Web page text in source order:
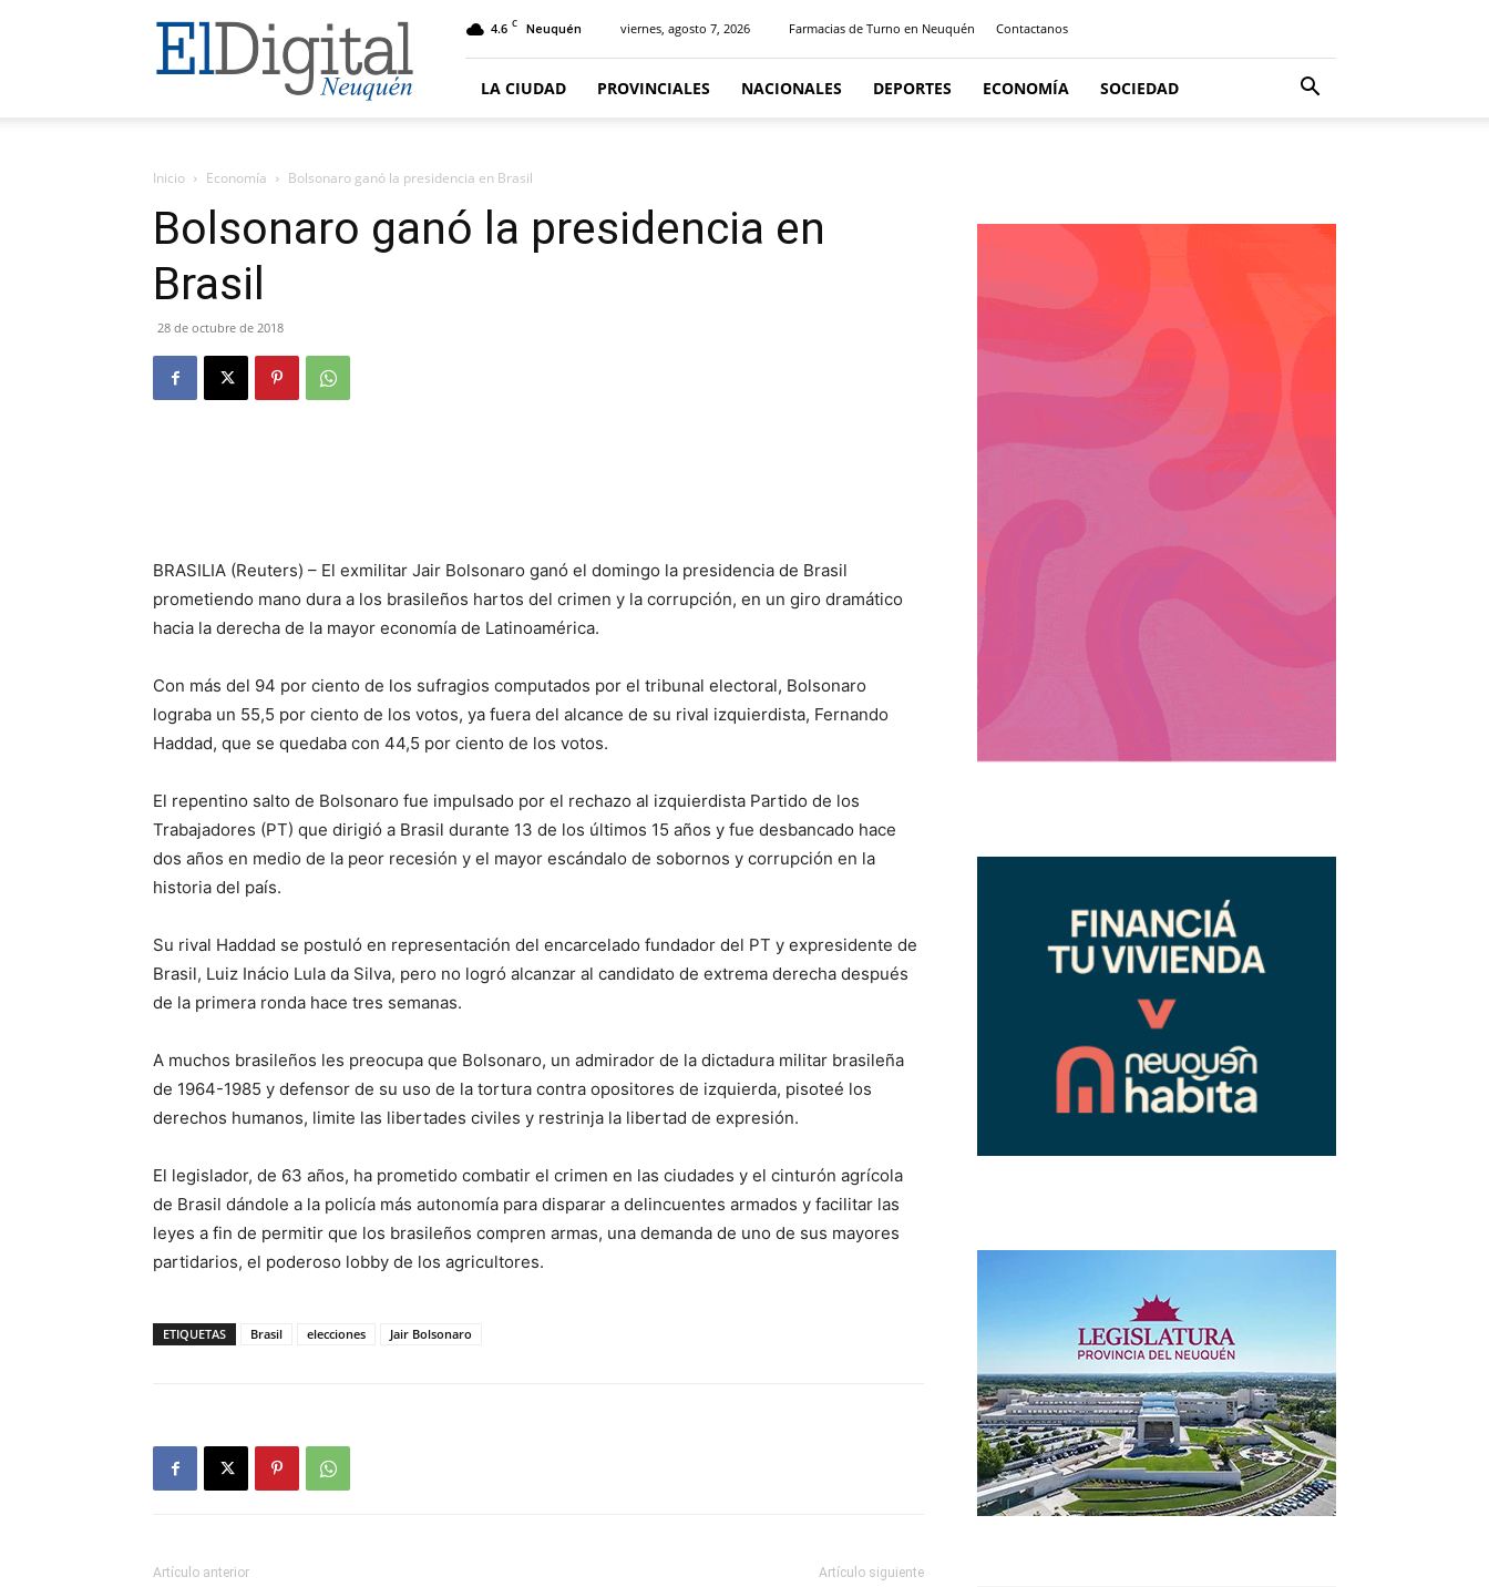
El
Digital
Neuquen
4.6 C Neuquén viernes, agosto 7, 2026 Farmacias de Turno en Neuquén Contactanos
LA CIUDAD PROVINCIALES NACIONALES DEPORTES ECONOMÍA SOCIEDAD
Inicio Economía Bolsonaro ganó la presidencia en Brasil
Bolsonaro ganó la presidencia en
Brasil
28 de octubre de 2018
BRASILIA (Reuters) – El exmilitar Jair Bolsonaro ganó el domingo la presidencia de Brasil
prometiendo mano dura a los brasileños hartos del crimen y la corrupción, en un giro dramático
hacia la derecha de la mayor economía de Latinoamérica.
Con más del 94 por ciento de los sufragios computados por el tribunal electoral, Bolsonaro
lograba un 55,5 por ciento de los votos, ya fuera del alcance de su rival izquierdista, Fernando
Haddad, que se quedaba con 44,5 por ciento de los votos.
El repentino salto de Bolsonaro fue impulsado por el rechazo al izquierdista Partido de los
Trabajadores (PT) que dirigió a Brasil durante 13 de los últimos 15 años y fue desbancado hace
dos años en medio de la peor recesión y el mayor escándalo de sobornos y corrupción en la
historia del país.
Su rival Haddad se postuló en representación del encarcelado fundador del PT y expresidente de
Brasil, Luiz Inácio Lula da Silva, pero no logró alcanzar al candidato de extrema derecha después
de la primera ronda hace tres semanas.
A muchos brasileños les preocupa que Bolsonaro, un admirador de la dictadura militar brasileña
de 1964-1985 y defensor de su uso de la tortura contra opositores de izquierda, pisoteé los
derechos humanos, limite las libertades civiles y restrinja la libertad de expresión.
El legislador, de 63 años, ha prometido combatir el crimen en las ciudades y el cinturón agrícola
de Brasil dándole a la policía más autonomía para disparar a delincuentes armados y facilitar las
leyes a fin de permitir que los brasileños compren armas, una demanda de uno de sus mayores
partidarios, el poderoso lobby de los agricultores.
ETIQUETAS Brasil elecciones Jair Bolsonaro
Artículo anterior Artículo siguiente